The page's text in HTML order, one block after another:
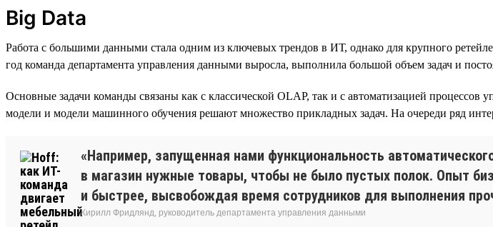
Big Data
Работа с большими данными стала одним из ключевых трендов в ИТ, однако для крупного
год команда департамента управления данными выросла, выполнила большой объем задач и
Основные задачи команды связаны как с классической OLAP, так и с автоматизацией
модели и модели машинного обучения решают множество прикладных задач. На очереди ряд
«Например, запущенная нами функциональность
в магазин нужные товары, чтобы не было пустых полок. Опыт
и быстрее, высвобождая время сотрудников для выполнения
Кирилл Фридлянд, руководитель департамента управления данными